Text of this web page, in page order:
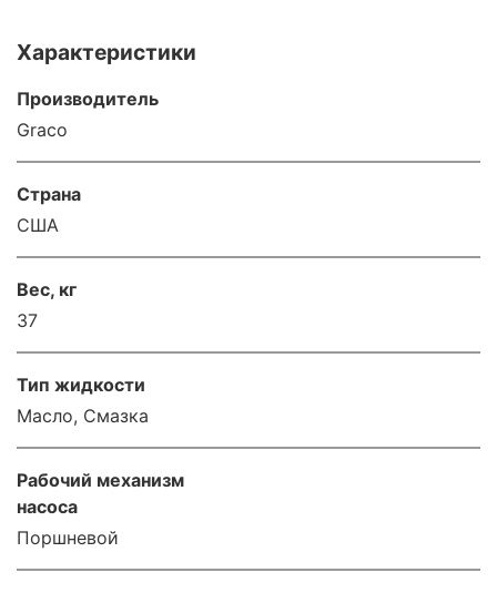
Характеристики
Производитель
Graco
Страна
США
Вес, кг
37
Тип жидкости
Масло, Смазка
Рабочий механизм
насоса
Поршневой